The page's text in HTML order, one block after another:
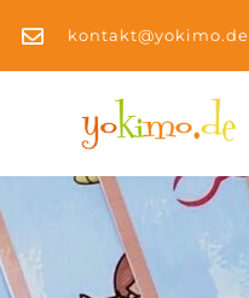
kontakt@yokimo.de